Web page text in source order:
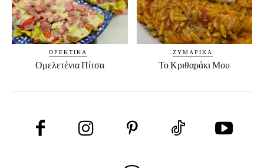
ΟΡΕΚΤΙΚΆ
Ομελετένια Πίτσα
ΖΥΜΑΡΙΚΆ
Το Κριθαράκι Μου